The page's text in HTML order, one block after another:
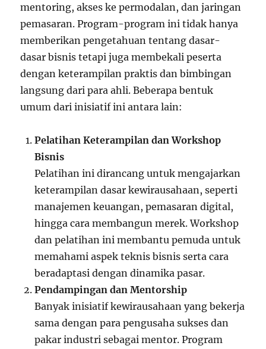
mentoring, akses ke permodalan, dan jaringan
pemasaran. Program-program ini tidak hanya
memberikan pengetahuan tentang dasar-
dasar bisnis tetapi juga membekali peserta
dengan keterampilan praktis dan bimbingan
langsung dari para ahli. Beberapa bentuk
umum dari inisiatif ini antara lain:
Pelatihan Keterampilan dan Workshop
Bisnis
Pelatihan ini dirancang untuk mengajarkan
keterampilan dasar kewirausahaan, seperti
manajemen keuangan, pemasaran digital,
hingga cara membangun merek. Workshop
dan pelatihan ini membantu pemuda untuk
memahami aspek teknis bisnis serta cara
beradaptasi dengan dinamika pasar.
Pendampingan dan Mentorship
Banyak inisiatif kewirausahaan yang bekerja
sama dengan para pengusaha sukses dan
pakar industri sebagai mentor. Program